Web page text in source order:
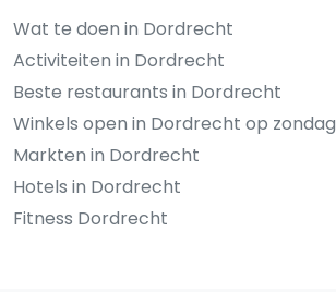
Wat te doen in Dordrecht
Activiteiten in Dordrecht
Beste restaurants in Dordrecht
Winkels open in Dordrecht op zondag
Markten in Dordrecht
Hotels in Dordrecht
Fitness Dordrecht